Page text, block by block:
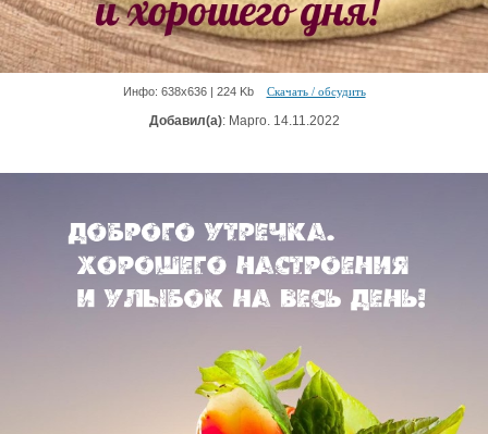
Инфо: 638х636 | 224 Kb Скачать / обсудить
Добавил(а): Марго. 14.11.2022